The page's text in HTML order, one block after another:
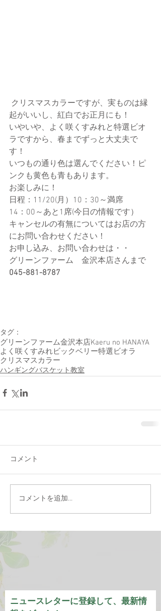
起がいいし、紅白でお正月にも！
いやいや、よく咲くすみれと特選ビオ
ラですから、春までずっと大丈夫で
す！
いつもの通り色は選んでください！ピ
ンクも黄色も青もあります。
お楽しみに！
日程：11/20(月）10：30～満席
14：00～あと1席(今日の情報です）
キャンセルの有無についてはお店の方
にお問い合わせください！
お申し込み、お問い合わせは・・
グリーンファーム　金沢本店さんまで
045-881-8787
タグ：
グリーンファーム金沢本店Kaeru no HANAYA
よく咲くすみれビックベリー特選ビオラ
クリスマスカラー
ハンギングバスケット教室
コメント
コメントを追加…
ニュースレターに登録して、最新情